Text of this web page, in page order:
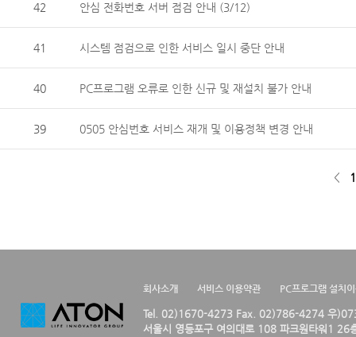
42 안심 전화번호 서버 점검 안내 (3/12)
41 시스템 점검으로 인한 서비스 일시 중단 안내
40 PC프로그램 오류로 인한 신규 및 재설치 불가 안내
39 0505 안심번호 서비스 재개 및 이용정책 변경 안내
< 1
회사소개 서비스 이용약관 PC프로그램 설치
Tel. 02)1670-4273 Fax. 02)786-4274 우
서울시 영등포구 여의대로 108 파크원타워1 26